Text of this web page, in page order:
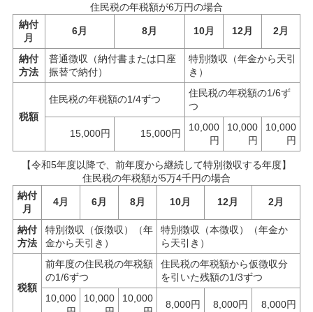
住民税の年税額が6万円の場合
納付
月
6月 8月 10月 12月 2月
納付
方法
普通徴収（納付書または口座
振替で納付）
特別徴収（年金から天引
き）
税額
住民税の年税額の1/4ずつ
住民税の年税額の1/6ず
つ
15,000円 15,000円
10,000
円
10,000
円
10,000
円
【令和5年度以降で、前年度から継続して特別徴収する年度】
住民税の年税額が5万4千円の場合
納付
月
4月 6月 8月 10月 12月 2月
納付
方法
特別徴収（仮徴収）（年
金から天引き）
特別徴収（本徴収）（年金か
ら天引き）
税額
前年度の住民税の年税額
の1/6ずつ
住民税の年税額から仮徴収分
を引いた残額の1/3ずつ
10,000
10,000
10,000
8,000円 8,000円 8,000円